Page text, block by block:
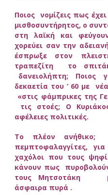
Ποιος νομίζεις πως
μισθοσυντήρητος, ο
στη λαϊκή και
χορεύει σαν την
έσπρωξε στον
τραπεζίτη το
δανειολήπτη; Ποιος
δεκαετία του ‘ 60 με
«στις φάμπρικες της
τις στοές; Ο
αφέλειες πολιτικές.
Το πλέον ανήθικο;
πεμπτοφαλαγγίτες,
χαχόλοι που τους
κάνουν πως
τους Μητσοτάκη με
άσφαιρα πυρά .